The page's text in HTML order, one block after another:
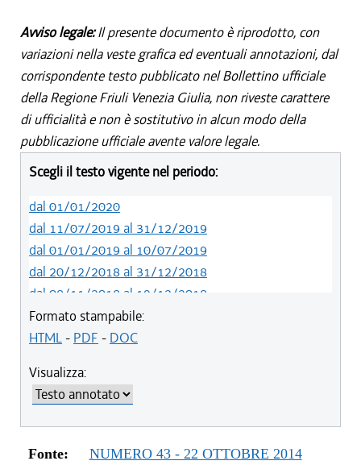
Avviso legale:Il presente documento è riprodotto, con
variazioni nella veste grafica ed eventuali annotazioni, dal
corrispondente testo pubblicato nel Bollettino ufficiale
della Regione Friuli Venezia Giulia, non riveste carattere
di ufficialità e non è sostitutivo in alcun modo della
pubblicazione ufficiale avente valore legale.
Scegli il testo vigente nel periodo:
dal 01/01/2020
dal 11/07/2019 al 31/12/2019
dal 01/01/2019 al 10/07/2019
dal 20/12/2018 al 31/12/2018
dal 08/11/2018 al 19/12/2018
dal 29/03/2018 al 07/11/2018
dal 15/02/2018 al 28/03/2018
dal 10/08/2017 al 04/01/2018
dal 13/08/2016 al 09/08/2017
dal 13/01/2016 al 12/08/2016
dal 11/08/2015 al 12/01/2016
Formato stampabile:
HTML- PDF - DOC
Visualizza:
Fonte:
NUMERO 43 - 22 OTTOBRE 2014